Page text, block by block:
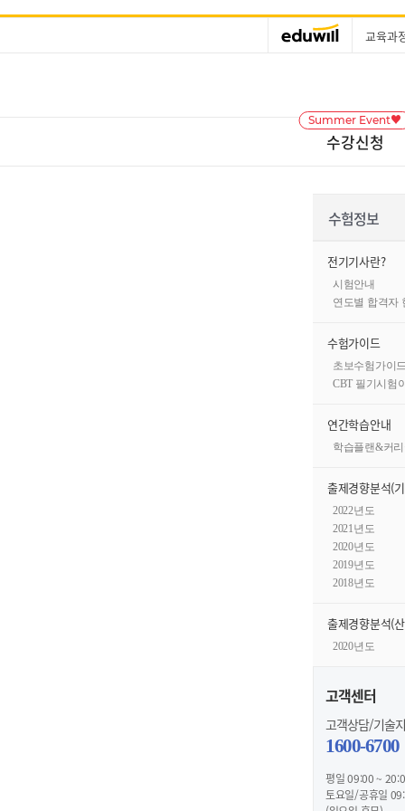
교육과
수강신청
Summer Event♥
수험정보
전기기사란?
시험안내
연도별 합격자
수험가이드
초보수험가이
CBT 필기시험
연간학습안내
학습플랜&커
출제경향분석(
2022년도
2021년도
2020년도
2019년도
2018년도
출제경향분석(
2020년도
고객센터
고객상담/기술
1600-6700
평일 09:00 ~
토요일/공휴일